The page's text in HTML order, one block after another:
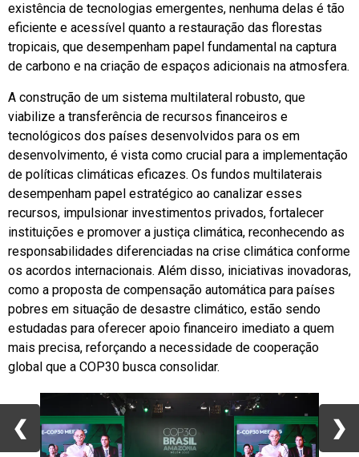
existência de tecnologias emergentes, nenhuma delas é tão
eficiente e acessível quanto a restauração das florestas
tropicais, que desempenham papel fundamental na captura
de carbono e na criação de espaços adicionais na atmosfera.
A construção de um sistema multilateral robusto, que
viabilize a transferência de recursos financeiros e
tecnológicos dos países desenvolvidos para os em
desenvolvimento, é vista como crucial para a implementação
de políticas climáticas eficazes. Os fundos multilaterais
desempenham papel estratégico ao canalizar esses
recursos, impulsionar investimentos privados, fortalecer
instituições e promover a justiça climática, reconhecendo as
responsabilidades diferenciadas na crise climática conforme
os acordos internacionais. Além disso, iniciativas inovadoras,
como a proposta de compensação automática para países
pobres em situação de desastre climático, estão sendo
estudadas para oferecer apoio financeiro imediato a quem
mais precisa, reforçando a necessidade de cooperação
global que a COP30 busca consolidar.
❮ ❯
❮ ❯